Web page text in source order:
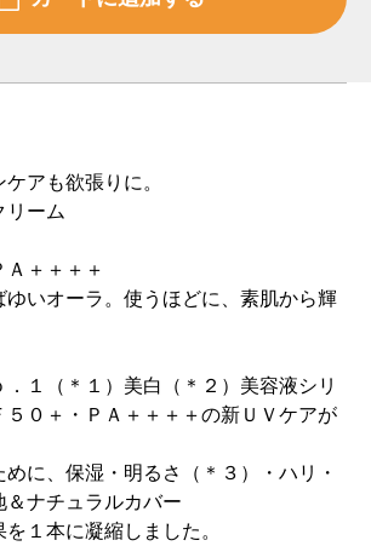
アも欲張りに。
リーム
Ａ＋＋＋＋
ゆいオーラ。使うほどに、素肌から輝
１（＊１）美白（＊２）美容液シリ
５０＋・ＰＡ＋＋＋＋の新ＵＶケアが
に、保湿・明るさ（＊３）・ハリ・
＆ナチュラルカバー
１本に凝縮しました。